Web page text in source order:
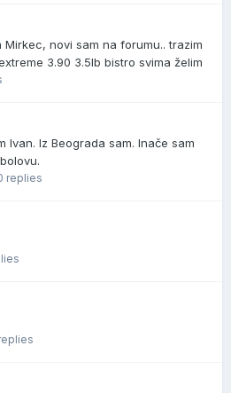
Mirkec, novi sam na forumu.. trazim
3.90 3.5lb bistro svima želim
Ivan. Iz Beograda sam. Inače sam
replies